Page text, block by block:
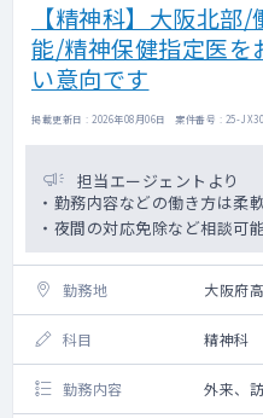
オンコ
（除外
そのう
※回数
【外来
初診、
の方針
ただけ
※外来
【精神科】大阪北部
能/精神保健指定医を
い意向です
掲載更新日 : 2026年08月06日 案件番号 : 25-
担当エージェントより
・勤務内容などの働き方は柔
・夜間の対応免除など相談可
勤務地 大阪府
科目 精神科
勤務内容 外来、